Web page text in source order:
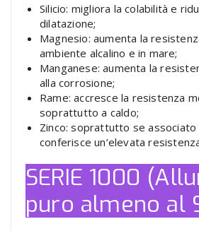
Silicio: migliora la colabilità e
dilatazione;
Magnesio: aumenta la
ambiente alcalino e in mare;
Manganese: aumenta la
alla corrosione;
Rame: accresce la resistenza
soprattutto a caldo;
Zinco: soprattutto se associato
conferisce un’elevata
SERIE 1000
puro almeno al